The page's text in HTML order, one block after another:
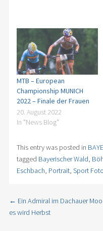
MTB – European
Championship MUNICH
2022 – Finale der Frauen
20. August 2022
In "News Blog"
This entry was posted in
tagged Bayerischer Wald,
Eschbach, Portrait, Sport
Post navigation
← Ein Admiral im Dachauer
es wird Herbst